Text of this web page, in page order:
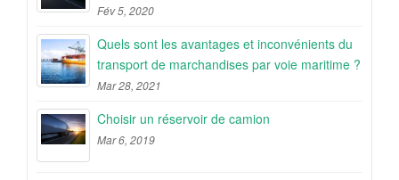
Fév 5, 2020
Quels sont les avantages et inconvénients du
transport de marchandises par voie maritime ?
Mar 28, 2021
Choisir un réservoir de camion
Mar 6, 2019